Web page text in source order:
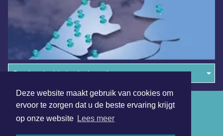
Deze website maakt gebruik van cookies om
ervoor te zorgen dat u de beste ervaring krijgt
op onze website Lees meer
Overige dagbladen in de regio
Algemene voorwaarden
Disclaimer